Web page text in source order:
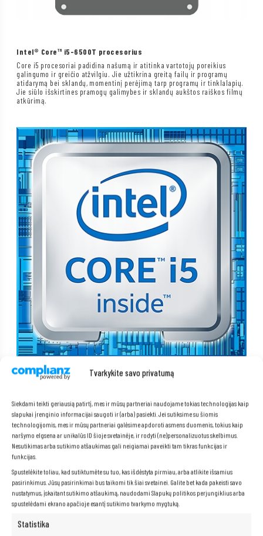
Tvarkykite savo privatumą
Siekdami teikti geriausią patirtį, mes ir mūsų partneriai naudojame tokias technologijas kaip
slapukai įrenginio informacijai saugoti ir (arba) pasiekti. Jei sutiksime su šiomis
technologijomis, mes ir mūsų partneriai galėsime apdoroti asmens duomenis, tokius kaip
naršymo elgsena ar unikalūs ID šioje svetainėje, ir rodyti (ne)personalizuotus skelbimus.
Nesutikimas arba sutikimo atšaukimas gali neigiamai paveikti tam tikras funkcijas ir
funkcijas.
Spustelėkite toliau, kad sutiktumėte su tuo, kas išdėstyta pirmiau, arba atlikite išsamius
pasirinkimus. Jūsų pasirinkimai bus taikomi tik šiai svetainei. Galite bet kada pakeisti savo
nustatymus, įskaitant sutikimo atšaukimą, naudodami Slapukų politikos perjungiklius arba
spustelėdami ekrano apačioje esantį sutikimo tvarkymo mygtuką.
Statistika
Intel® Core™ i5-6500T procesorius
Core i5 procesoriai padidina našumą ir atitinka vartotojų poreikius
galingumo ir greičio atžvilgiu. Jie užtikrina greitą failų ir programų
atidarymą bei sklandų, momentinį perėjimą tarp programų ir tinklalapių.
Jie siūlo išskirtines pramogų galimybes ir sklandų aukštos raiškos filmų
atkūrimą.
Pridedamas DisplayPort į VGA
adapteris
Stalinis kompiuteris tiekiamas su praktišku DisplayPort į VGA adapteriu,
kuris leidžia lengvai prijungti senesnius monitorius prie modernios
įrangos. Tai leidžia vartotojams naudoti turimus įrenginius be investicijų
į naujus ekranus. Adapteris užtikrina stabilų ryšį ir gerą vaizdo kokybę, o
tai reiškia darbo komfortą ir didesnį darbo vietos konfigūravimo
lankstumą.